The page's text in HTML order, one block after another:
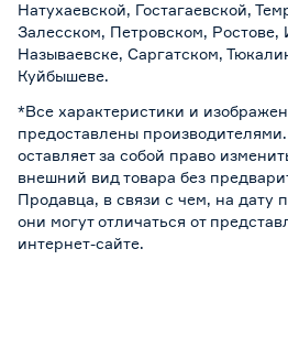
Натухаевской, Гостагаевской,
Залесском, Петровском, Ростове,
Называевске, Саргатском,
Куйбышеве.
*Все характеристики и
предоставлены
оставляет за собой право
внешний вид товара без
Продавца, в связи с чем, на дату
они могут отличаться от
интернет-сайте.